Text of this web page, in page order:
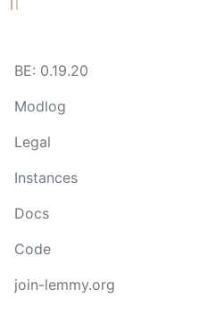
BE: 0.19.20
Modlog
Legal
Instances
Docs
Code
join-lemmy.org